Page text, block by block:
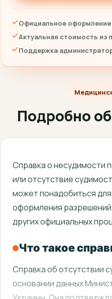
Официальное
Актуальная стоимость из
Поддержка
Подробно
Справка о несудимости
или отсутствие
может понадобиться
оформления
других официальных
Что такое
Справка об отсутствии
основании данных